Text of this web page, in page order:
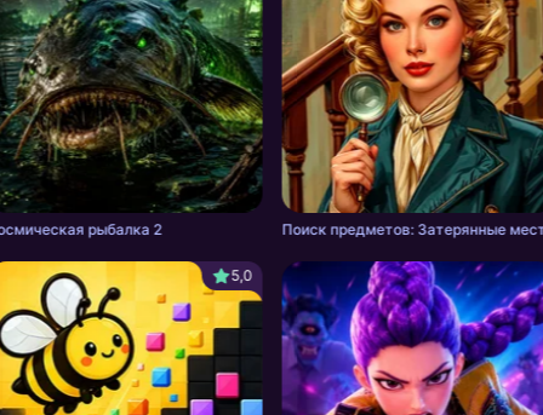
рыбалка 2 Поиск предметов: Затерянные
5,0